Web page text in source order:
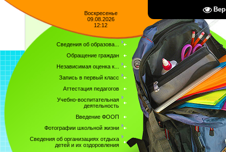
Воскресенье
09.08.2026
12:12
Сведения об образова...
Обращение граждан
Независимая оценка к...
Запись в первый класс
Аттестация педагогов
Учебно-воспитательная
деятельность
Введение ФООП
Фотографии школьной жизни
Сведения об организациях отдыха
детей и их оздоровления